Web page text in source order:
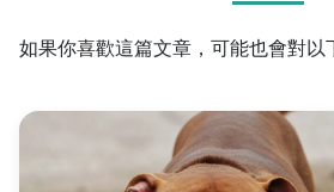
如果你喜歡這篇文章，可能也會對以